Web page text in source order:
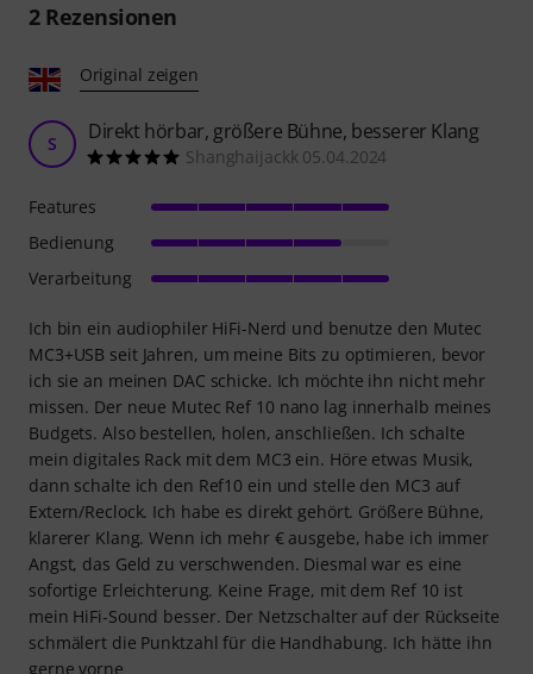
2Rezensionen
Original zeigen
S Direkt hörbar, größere Bühne, besserer Klang
Shanghaijackk 05.04.2024
Ich bin ein audiophiler HiFi-Nerd und benutze den Mutec
MC3+USB seit Jahren, um meine Bits zu optimieren, bevor
ich sie an meinen DAC schicke. Ich möchte ihn nicht mehr
missen. Der neue Mutec Ref 10 nano lag innerhalb meines
Budgets. Also bestellen, holen, anschließen. Ich schalte
mein digitales Rack mit dem MC3 ein. Höre etwas Musik,
dann schalte ich den Ref10 ein und stelle den MC3 auf
Extern/Reclock. Ich habe es direkt gehört. Größere Bühne,
klarerer Klang. Wenn ich mehr € ausgebe, habe ich immer
Angst, das Geld zu verschwenden. Diesmal war es eine
sofortige Erleichterung. Keine Frage, mit dem Ref 10 ist
mein HiFi-Sound besser. Der Netzschalter auf der Rückseite
schmälert die Punktzahl für die Handhabung. Ich hätte ihn
gerne vorne
Features
Bedienung
Verarbeitung